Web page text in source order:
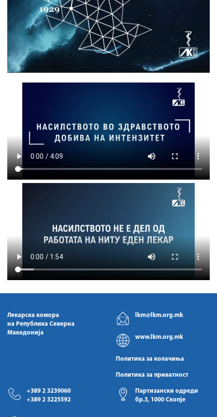
Лекарска комора
на Република Северна
Македонија
lkm@lkm.org.mk
www.lkm.org.mk
Политика за колачиња
Политика за приватност
+389 2 3239060
+389 2 3225592
Партизански одреди
бр.3, 1000 Скопје